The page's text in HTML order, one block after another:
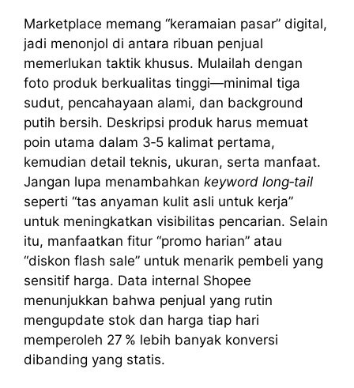
Marketplace memang “keramaian pasar” digital,
jadi menonjol di antara ribuan penjual
memerlukan taktik khusus. Mulailah dengan
foto produk berkualitas tinggi—minimal tiga
sudut, pencahayaan alami, dan background
putih bersih. Deskripsi produk harus memuat
poin utama dalam 3‑5 kalimat pertama,
kemudian detail teknis, ukuran, serta manfaat.
Jangan lupa menambahkan keyword long‑tail
seperti “tas anyaman kulit asli untuk kerja”
untuk meningkatkan visibilitas pencarian. Selain
itu, manfaatkan fitur “promo harian” atau
“diskon flash sale” untuk menarik pembeli yang
sensitif harga. Data internal Shopee
menunjukkan bahwa penjual yang rutin
mengupdate stok dan harga tiap hari
memperoleh 27 % lebih banyak konversi
dibanding yang statis.